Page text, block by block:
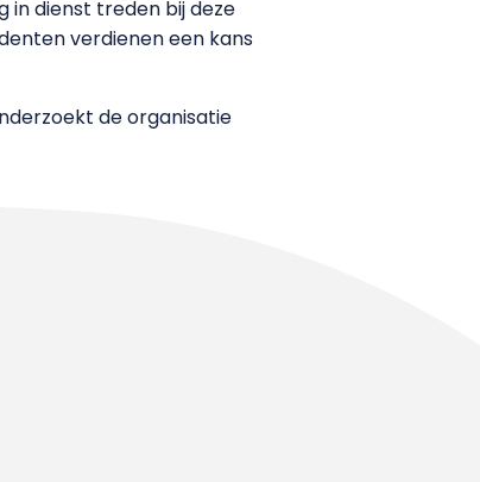
in dienst treden bij deze
verdienen een kans
de organisatie